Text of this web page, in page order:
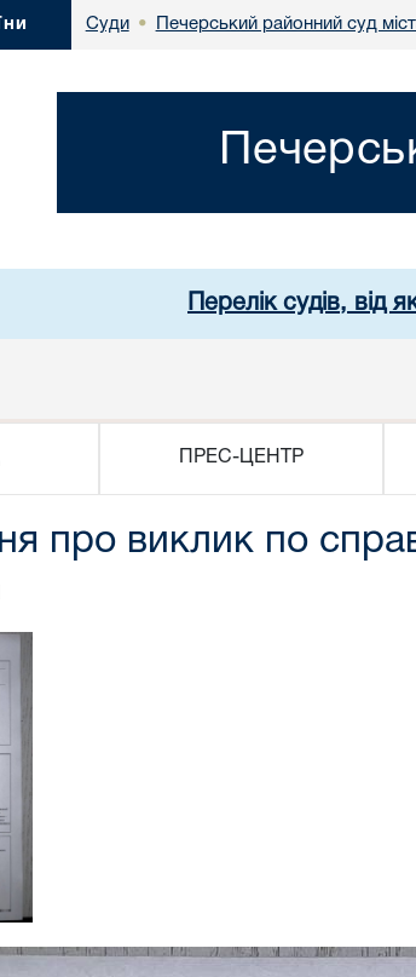
Суди • Печерський районний суд
Перелік судів, від
ПРЕС-ЦЕНТР
про виклик по